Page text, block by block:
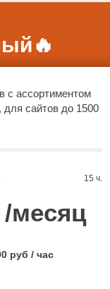
🔥
с ассортиментом
для сайтов до 1500
15 ч.
/месяц
руб / час